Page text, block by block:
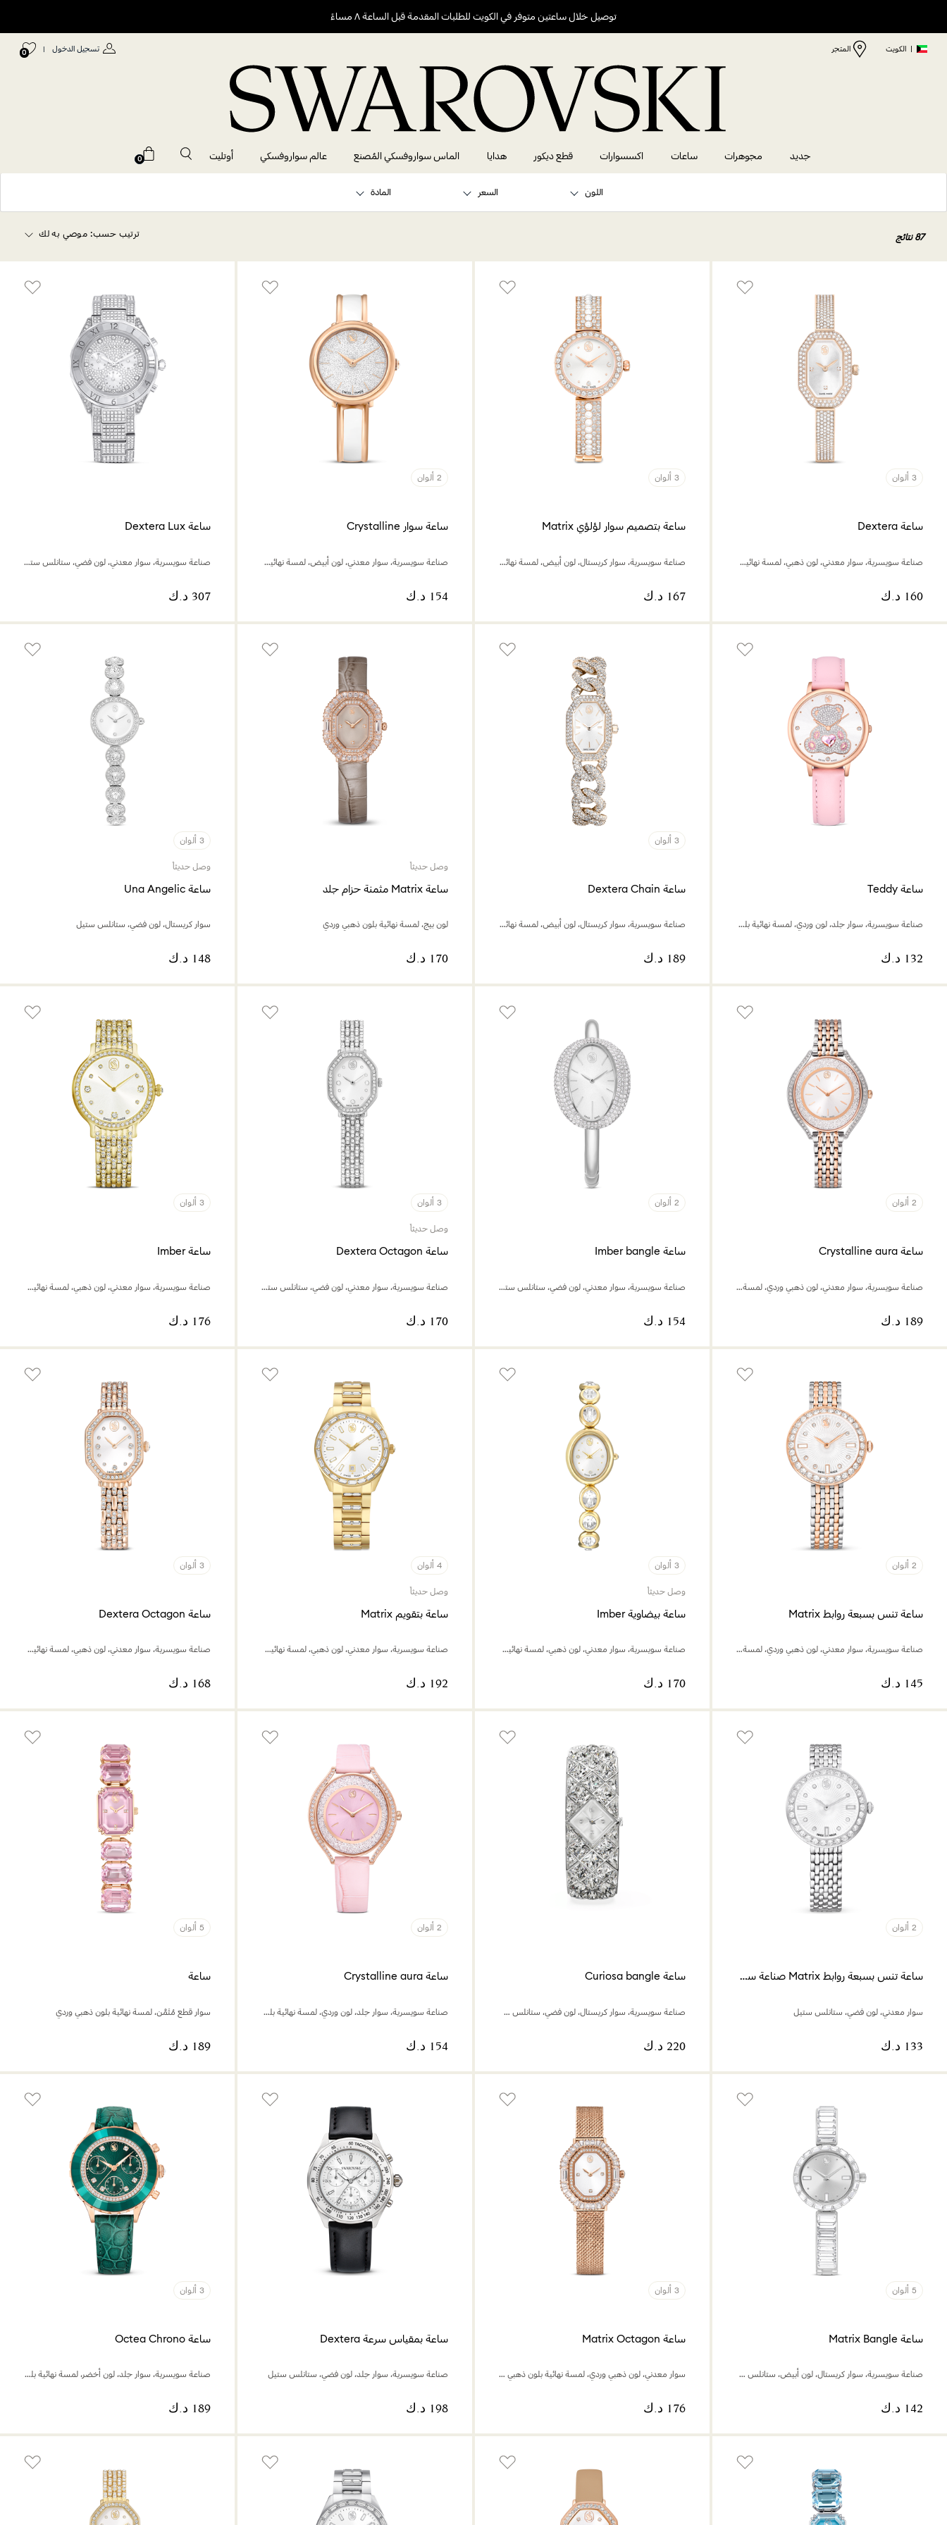
توصيل خلال ساعتين متوفر في الكويت للطلبات المقدمة قبل الساعة ٨ مساءً
| الكويت المتجر تسجيل الدخول |
0
جديد مجوهرات ساعات اكسسوارات قطع ديكور هدايا الماس سواروفسكي المُصنع عالم سواروفسكي أوتليت 0
اللون السعر المادة
87 نتائج ترتيب حسب: موصي به لك
3 ألوان
ساعة Dextera
صناعة سويسرية، سوار معدني، لون ذهبي، لمسة نهائية بلون ذهبي شامبين
3 ألوان
ساعة بتصميم سوار لؤلؤي Matrix
صناعة سويسرية، سوار كريستال، لون أبيض، لمسة نهائية بلون ذهبي وردي
2 ألوان
ساعة سوار Crystalline
صناعة سويسرية، سوار معدني، لون أبيض، لمسة نهائية بلون ذهبي وردي
ساعة Dextera Lux
صناعة سويسرية، سوار معدني، لون فضي، ستانلس ستيل
ساعة Teddy
صناعة سويسرية، سوار جلد، لون وردي، لمسة نهائية بلون ذهبي وردي
3 ألوان
ساعة Dextera Chain
صناعة سويسرية، سوار كريستال، لون أبيض، لمسة نهائية بلون ذهبي شامبين
وصل حديثاً
ساعة Matrix مثمنة حزام جلد
لون بيج، لمسة نهائية بلون ذهبي وردي
3 ألوان
وصل حديثاً
ساعة Una Angelic
سوار كريستال، لون فضي، ستانلس ستيل
2 ألوان
ساعة Crystalline aura
صناعة سويسرية، سوار معدني، لون ذهبي وردي، لمسة نهائية من معادن مختلطة
2 ألوان
ساعة Imber bangle
صناعة سويسرية، سوار معدني، لون فضي، ستانلس ستيل
3 ألوان
وصل حديثاً
ساعة Dextera Octagon
صناعة سويسرية، سوار معدني، لون فضي، ستانلس ستيل
3 ألوان
ساعة Imber
صناعة سويسرية، سوار معدني، لون ذهبي، لمسة نهائية بلون ذهبي
2 ألوان
ساعة تنس بسبعة روابط Matrix
صناعة سويسرية، سوار معدني، لون ذهبي وردي، لمسة نهائية من معادن مختلطة
3 ألوان
وصل حديثاً
ساعة بيضاوية Imber
صناعة سويسرية، سوار معدني، لون ذهبي، لمسة نهائية بلون ذهبي
4 ألوان
وصل حديثاً
ساعة بتقويم Matrix
صناعة سويسرية، سوار معدني، لون ذهبي، لمسة نهائية بلون ذهبي
3 ألوان
ساعة Dextera Octagon
صناعة سويسرية، سوار معدني، لون ذهبي، لمسة نهائية بلون ذهبي وردي
2 ألوان
ساعة تنس بسبعة روابط Matrix صناعة سويسرية
سوار معدني، لون فضي، ستانلس ستيل
ساعة Curiosa bangle
صناعة سويسرية، سوار كريستال، لون فضي، ستانلس ستيل
2 ألوان
ساعة Crystalline aura
صناعة سويسرية، سوار جلد، لون وردي، لمسة نهائية بلون ذهبي وردي
5 ألوان
ساعة
سوار قطع مُثَمَّن، لمسة نهائية بلون ذهبي وردي
5 ألوان
ساعة Matrix Bangle
صناعة سويسرية، سوار كريستال، لون أبيض، ستانلس ستيل
3 ألوان
ساعة Matrix Octagon
سوار معدني، لون ذهبي وردي، لمسة نهائية بلون ذهبي وردي
ساعة بمقياس سرعة Dextera
صناعة سويسرية، سوار جلد، لون فضي، ستانلس ستيل
3 ألوان
ساعة Octea Chrono
صناعة سويسرية، سوار جلد، لون أخضر، لمسة نهائية بلون ذهبي وردي